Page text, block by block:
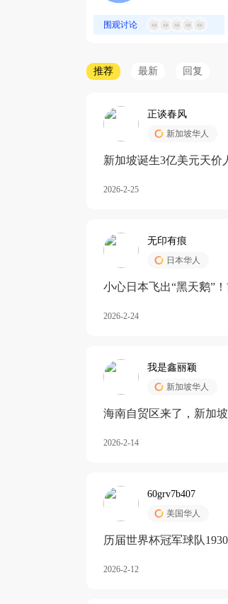
围观讨论
推荐 最新 回复
正谈春风
新加坡华人
新加坡诞生3亿美元天价
2026-2-25
无印有痕
日本华人
小心日本飞出“黑天鹅”
2026-2-24
我是鑫丽颖
新加坡华人
海南自贸区来了，新加
2026-2-14
60grv7b407
美国华人
历届世界杯冠军球队
2026-2-12